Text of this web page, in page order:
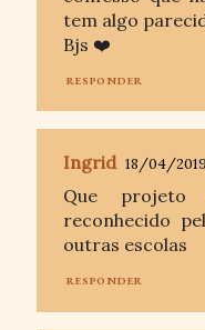
tem algo
Bjs ❤️
RESPONDER
Ingrid 18/04/
Que projeto
reconhecido
outras escolas
RESPONDER